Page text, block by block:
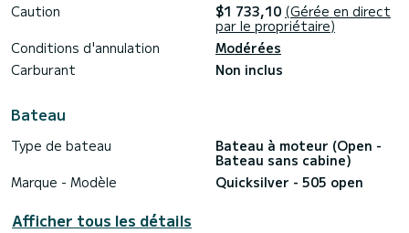
Caution
$1 733,10 (Gérée en direct
par le propriétaire)
Conditions d'annulation
Modérées
Carburant
Non inclus
Bateau
Type de bateau
Bateau à moteur (Open -
Bateau sans cabine)
Marque - Modèle
Quicksilver - 505 open
Afficher tous les détails